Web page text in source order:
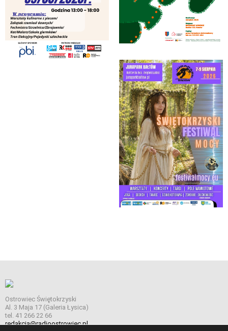
Ostrowiec Świętokrzyski
Al. 3 Maja 17 (Galeria Łysica)
tel. 41 266 22 66
redakcja@radioostrowiec.pl